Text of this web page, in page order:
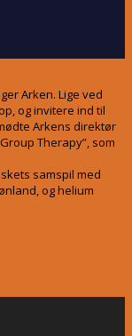
Arken. Lige ved
og invitere ind til
Arkens direktør
Therapy”, som
samspil med
og helium